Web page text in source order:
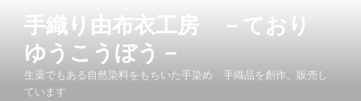
手織り由布衣工房 －ており
ゆうこうぼう－
生薬でもある自然染料をもちいた手染め 手織品を創作、販売し
ています